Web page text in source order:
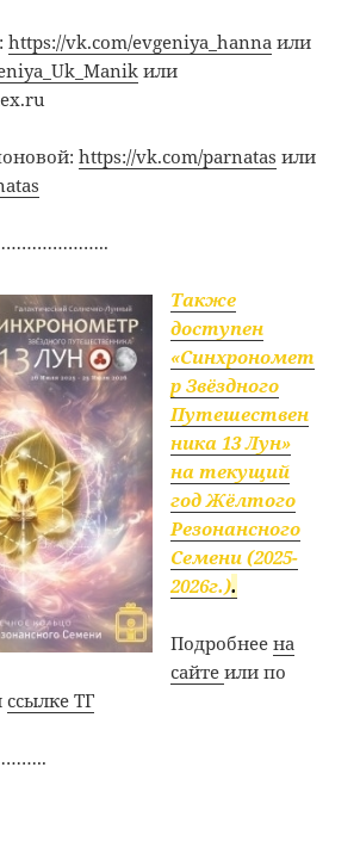
https://vk.com/evgeniya_hanna или
или
https://vk.com/parnatas или
Также
доступен
«Синхрономет
р Звёздного
Путешествен
ника 13 Лун»
на текущий
год Жёлтого
Резонансного
Семени (2025-
2026г.).
Подробнеена
сайтеили по
ссылке ТГ